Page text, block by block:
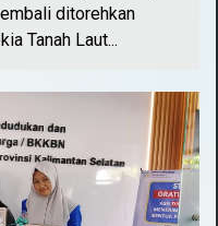
ditorehkan
Tanah Laut...